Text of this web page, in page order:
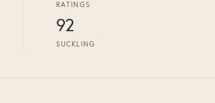
RATINGS
92
SUCKLING